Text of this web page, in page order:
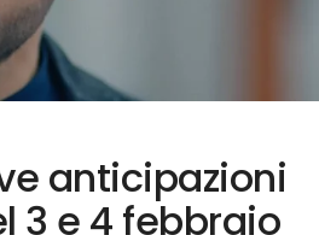
anticipazioni
3 e 4 febbraio